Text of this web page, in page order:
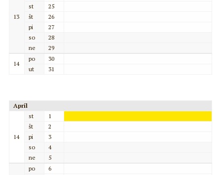
13
st
25
št
26
pi
27
so
28
ne
29
14
po
30
ut
31
Apríl
14
st
1
št
2
pi
3
so
4
ne
5
po
6